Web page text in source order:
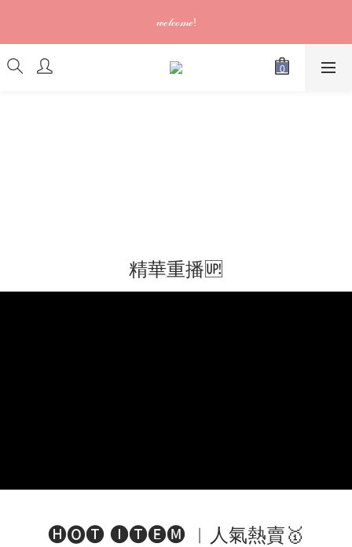
電郵為準)
𝓌ℯ𝓁𝒸ℴ𝓂ℯ!
訂單可供取貨/發貨後會發出電郵通知，請填妥正確資料 (*通知以
電郵為準)
精華重播🆙
🅗🅞🅣 🅘🅣🅔🅜 ︱人氣熱賣🥇